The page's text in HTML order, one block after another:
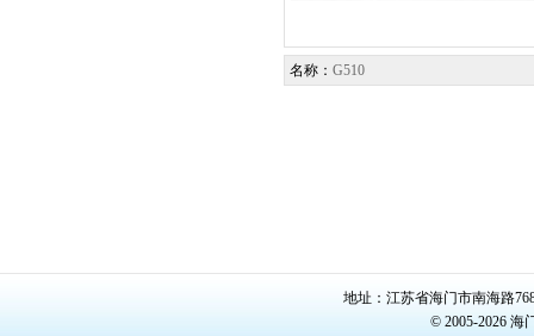
名称： G510
地址：江苏省海门市南海路
© 2005-2026